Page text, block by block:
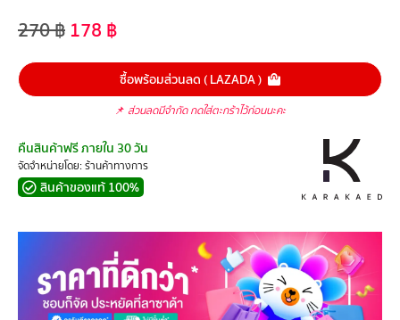
270฿ 178 ฿
ซื้อพร้อมส่วนลด ( LAZADA )
📌 ส่วนลดมีจำกัด กดใส่ตะกร้าไว้ก่อนนะคะ
คืนสินค้าฟรี ภายใน 30 วัน
จัดจำหน่ายโดย: ร้านค้าทางการ
สินค้าของแท้ 100%